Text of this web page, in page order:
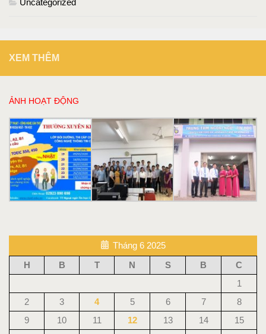
Uncategorized
XEM THÊM
ẢNH HOẠT ĐỘNG
Tháng 6 2025
H
B T N S B
C
1
2
3 4 5 6 7
8
9
10 11 12 13 14
15